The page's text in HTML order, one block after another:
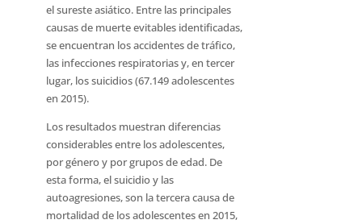
el sureste asiático. Entre las principales
causas de muerte evitables identificadas,
se encuentran los accidentes de tráfico,
las infecciones respiratorias y, en tercer
lugar, los suicidios (67.149 adolescentes
en 2015).
Los resultados muestran diferencias
considerables entre los adolescentes,
por género y por grupos de edad. De
esta forma, el suicidio y las
autoagresiones, son la tercera causa de
mortalidad de los adolescentes en 2015,